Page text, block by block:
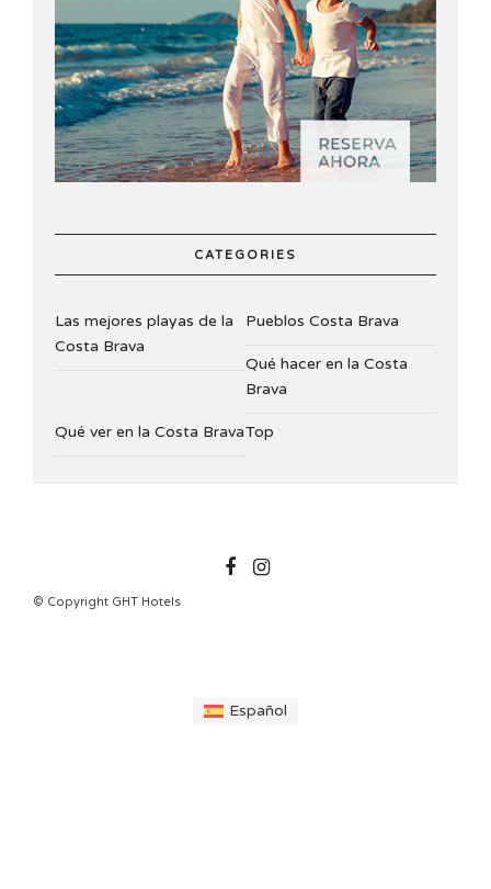
CATEGORIES
Las mejores playas de la
Costa Brava
Pueblos Costa Brava
Qué hacer en la Costa
Brava
Qué ver en la Costa BravaTop
© Copyright GHT Hotels
Español